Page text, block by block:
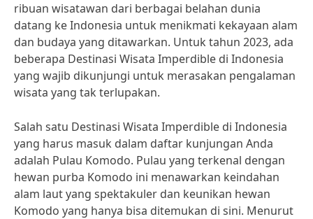
ribuan wisatawan dari berbagai belahan dunia
datang ke Indonesia untuk menikmati kekayaan alam
dan budaya yang ditawarkan. Untuk tahun 2023, ada
beberapa Destinasi Wisata Imperdible di Indonesia
yang wajib dikunjungi untuk merasakan pengalaman
wisata yang tak terlupakan.
Salah satu Destinasi Wisata Imperdible di Indonesia
yang harus masuk dalam daftar kunjungan Anda
adalah Pulau Komodo. Pulau yang terkenal dengan
hewan purba Komodo ini menawarkan keindahan
alam laut yang spektakuler dan keunikan hewan
Komodo yang hanya bisa ditemukan di sini. Menurut